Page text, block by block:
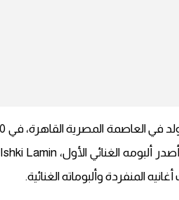
المنفردة وألبوماته الغنائية.